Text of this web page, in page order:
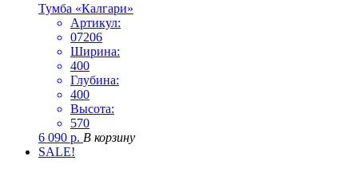
Тумба «Калгари»
Артикул:
07206
Ширина:
400
Глубина:
400
Высота:
570
6 090 р. В корзину
SALE!